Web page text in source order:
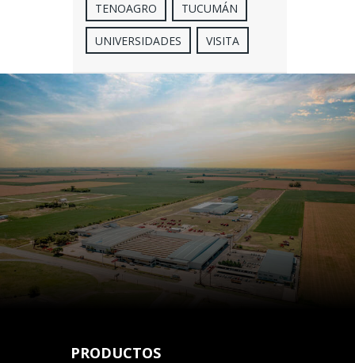
TENOAGRO TUCUMÁN
UNIVERSIDADES VISITA
PRODUCTOS